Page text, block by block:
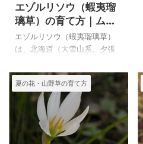
菅）とヒメスゲ（姫菅）の特
徴と写真をのせています。 上
のオウゴンスゲ（Carex・
aurea）は、自宅で２０１１年
の花です。 オウゴンスゲ
（Carex・aurea）の特徴と育
て方 和名 オ ...
エゾルリソウ（蝦夷瑠
璃草）の育て方｜ムラ
サキ科ヒレハリソウ属
のヒレハリソウの特徴
エゾルリソウ（蝦夷瑠璃草）
は、北海道（大雪山系、夕張
礫地や草地に生える多年草で
す。 北海道に自生する高山植
物なので、水はけのよい用土
でいかに夏を涼しく育てられ
るかが大切です。 種を播いた
のですが、芽生えなかったた
夏の花・山野草の育て方